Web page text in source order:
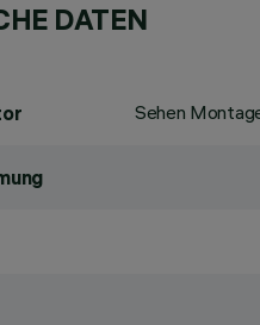
DATEN
Sehen